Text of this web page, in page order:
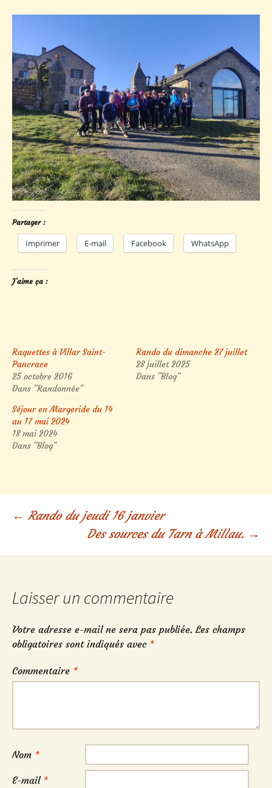
Partager :
Imprimer E-mail Facebook WhatsApp
J’aime ça :
Raquettes à Villar Saint-
Pancrace
25 octobre 2016
Dans "Randonnée"
Rando du dimanche 27 juillet
28 juillet 2025
Dans "Blog"
Séjour en Margeride du 14
au 17 mai 2024
18 mai 2024
Dans "Blog"
Navigation
des
articles
← Rando du jeudi 16 janvier
Des sources du Tarn à Millau. →
Laisser un commentaire
Votre adresse e-mail ne sera pas publiée. Les champs
obligatoires sont indiqués avec *
Commentaire *
Nom *
E-mail *